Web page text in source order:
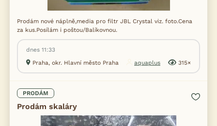
Prodám nové náplně,media pro filtr JBL Crystal viz. foto.Cena
za kus.Posílám i poštou/Balíkovnou.
dnes 11:33
Praha, okr. Hlavní město Praha
aquaplus 315×
PRODÁM
Prodám skaláry